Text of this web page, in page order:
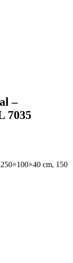
–
7035